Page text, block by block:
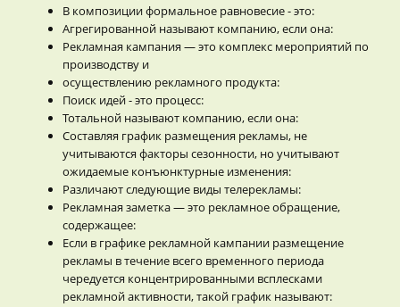
В композиции формальное равновесие - это:
Агрегированной называют компанию, если она:
Рекламная кампания — это комплекс мероприятий по
производству и
осуществлению рекламного продукта:
Поиск идей - это процесс:
Тотальной называют компанию, если она:
Составляя график размещения рекламы, не
учитываются факторы сезонности, но учитывают
ожидаемые конъюнктурные изменения:
Различают следующие виды телерекламы:
Рекламная заметка — это рекламное обращение,
содержащее:
Если в графике рекламной кампании размещение
рекламы в течение всего временного периода
чередуется концентрированными всплесками
рекламной активности, такой график называют: